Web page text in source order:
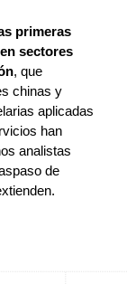
primeras
sectores
, que
chinas y
aplicadas
han
analistas
de